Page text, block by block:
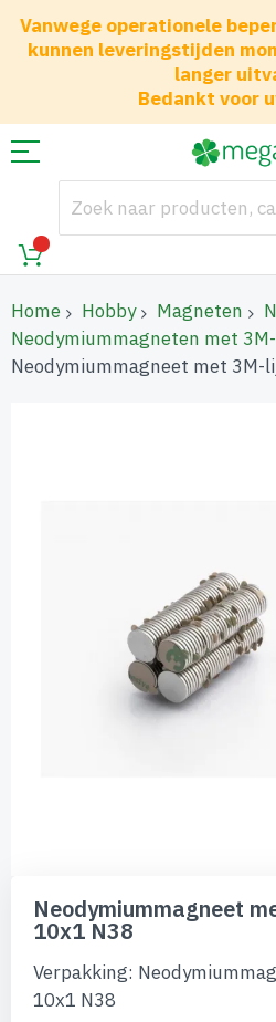
Vanwege operationele
kunnen leveringstijden
langer
Bedankt voor
Home Hobby Magneten
Neodymiummagneten met
Neodymiummagneet met 3M-
naar
begin
afbeeldingen-
Neodymiummagneet
10x1 N38
Verpakking:
10x1 N38